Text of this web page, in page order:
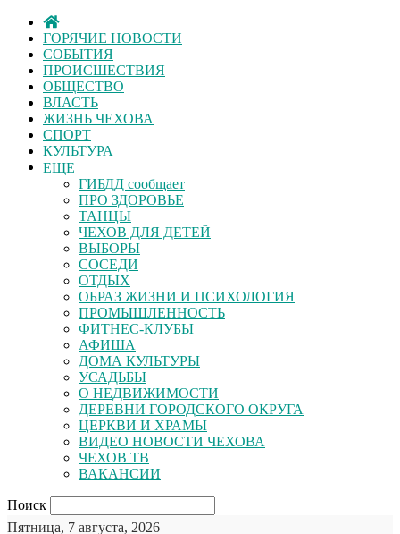
ГОРЯЧИЕ НОВОСТИ
СОБЫТИЯ
ПРОИСШЕСТВИЯ
ОБЩЕСТВО
ВЛАСТЬ
ЖИЗНЬ ЧЕХОВА
СПОРТ
КУЛЬТУРА
ЕЩЕ
ГИБДД сообщает
ПРО ЗДОРОВЬЕ
ТАНЦЫ
ЧЕХОВ ДЛЯ ДЕТЕЙ
ВЫБОРЫ
СОСЕДИ
ОТДЫХ
ОБРАЗ ЖИЗНИ И ПСИХОЛОГИЯ
ПРОМЫШЛЕННОСТЬ
ФИТНЕС-КЛУБЫ
АФИША
ДОМА КУЛЬТУРЫ
УСАДЬБЫ
О НЕДВИЖИМОСТИ
ДЕРЕВНИ ГОРОДСКОГО ОКРУГА
ЦЕРКВИ И ХРАМЫ
ВИДЕО НОВОСТИ ЧЕХОВА
ЧЕХОВ ТВ
ВАКАНСИИ
Поиск
Пятница, 7 августа, 2026